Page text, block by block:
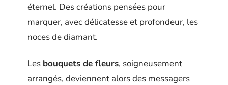
éternel. Des créations pensées pour
marquer, avec délicatesse et profondeur, les
noces de diamant.
Les bouquets de fleurs, soigneusement
arrangés, deviennent alors des messagers